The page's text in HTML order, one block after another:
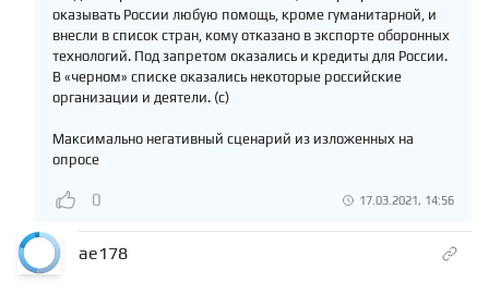
оказывать России любую помощь, кроме гуманитарной, и
внесли в список стран, кому отказано в экспорте оборонных
технологий. Под запретом оказались и кредиты для России.
В «черном» списке оказались некоторые российские
организации и деятели. (c)
Максимально негативный сценарий из изложенных на
опросе
0 17.03.2021, 14:56
ae178